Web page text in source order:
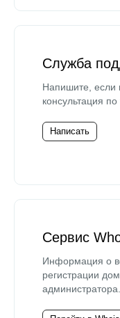
Служба
Напишите,
консультация по
Написать
Сервис
Информация о
регистрации
администратора.